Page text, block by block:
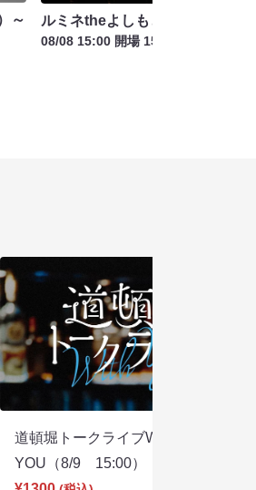
～
ルミネtheよしもと お盆特別興行
08/08 15:00 開場 15:30 開演
道頓堀トークライブWITH
YOU（8/9 15:00）